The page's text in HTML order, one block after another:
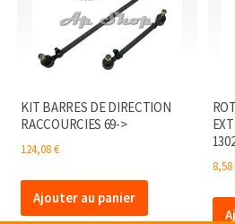
KIT BARRES DE DIRECTION
RACCOURCIES 69->
124,08€
Ajouter au panier
8,58